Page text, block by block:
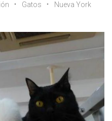
Gatos
Nueva York